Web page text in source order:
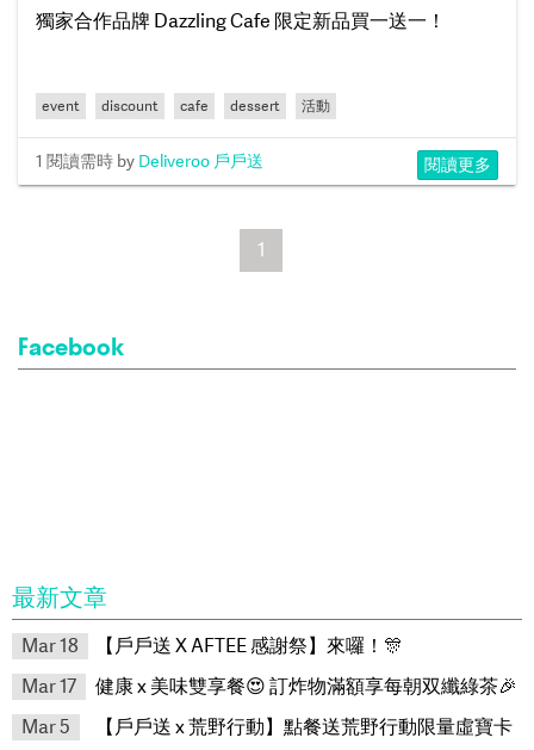
獨家合作品牌 Dazzling Cafe 限定新品買一送一！
event discount cafe dessert 活動
1 閱讀需時 by Deliveroo 戶戶送 閱讀更多
1
Facebook
最新文章
Mar 18
【戶戶送 X AFTEE 感謝祭】來囉！🎊
Mar 17
健康 x 美味雙享餐😍 訂炸物滿額享每朝双纖綠茶🎉
Mar 5
【戶戶送 x 荒野行動】點餐送荒野行動限量虛寶卡